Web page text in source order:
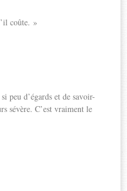
coûte. »
peu d’égards et de savoir-
sévère. C’est vraiment le